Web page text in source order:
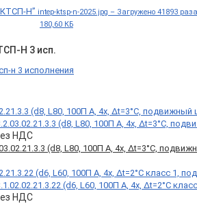
КТСП-Н” intep-ktsp-n-2025.jpg – Загружено 41893
180,60 КБ
Н 3 исп.
НДС
(d8, L80, 100П A, 4х, Δt=3°C,
НДС